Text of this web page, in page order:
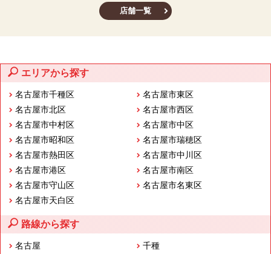
店舗一覧
エリアから探す
名古屋市千種区
名古屋市東区
名古屋市北区
名古屋市西区
名古屋市中村区
名古屋市中区
名古屋市昭和区
名古屋市瑞穂区
名古屋市熱田区
名古屋市中川区
名古屋市港区
名古屋市南区
名古屋市守山区
名古屋市名東区
名古屋市天白区
路線から探す
名古屋
千種